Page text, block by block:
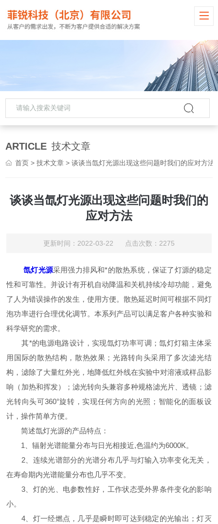
ARTICLE 技术文章
首页 >技术文章 > 谈谈当氙灯光源出现这些问题时我们的应对方法
谈谈当氙灯光源出现这些问题时我们的
应对方法
更新时间：2022-03-22 点击次数：2275
氙灯光源采用强力排风和*的散热系统，保证了灯源的稳定
性和可靠性。并设计有开机自动降温和关机持续冷却功能，避免
了人为错误操作的发生，使用方便。散热延迟时间可根据不同灯
泡功率进行合理优化调节。本系列产品可以满足客户各种实验和
科学研究的需求。
其*的电源电路设计，实现氙灯功率可调；氙灯灯箱主体采
用国际的散热结构，散热效果；光路转向头采用了多次滤光结
构，滤除了大量红外光，地降低红外线在实验中对溶液或样品影
响（加热和挥发）；滤光转向头兼容多种规格滤光片、透镜；滤
光转向头可360°旋转，实现任何方向的光照；智能化的面板设
计，操作简单方便。
简述氙灯光源的产品特点：
1、辐射光谱能量分布与日光相接近,色温约为6000K。
2、连续光谱部分的光谱分布几乎与灯输入功率变化无关，
在寿命期内光谱能量分布也几乎不变。
3、灯的光、电参数性好，工作状态受外界条件变化的影响
小。
4、灯一经燃点，几乎是瞬时即可达到稳定的光输出；灯灭